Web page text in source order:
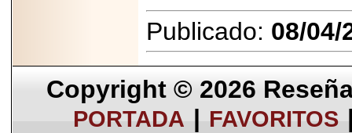
Publicado: 08/04/
Copyright © 2026
PORTADA | FAVORITOS